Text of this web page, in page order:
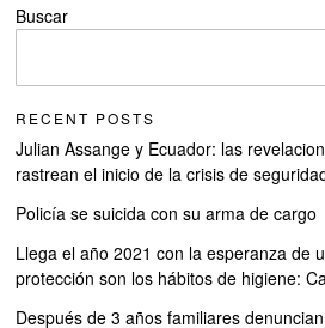
Buscar
RECENT POSTS
Julian Assange y Ecuador: las
rastrean el inicio de la crisis de
Policía se suicida con su arma de cargo
Llega el año 2021 con la esperanza de
protección son los hábitos de higiene:
Después de 3 años familiares